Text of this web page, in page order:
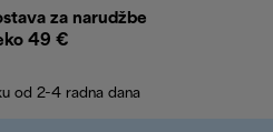
za narudžbe
49 €
od 2-4 radna dana